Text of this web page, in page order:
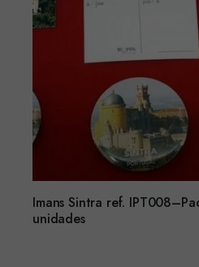
Imans Sintra ref.
unidades
Encomendar